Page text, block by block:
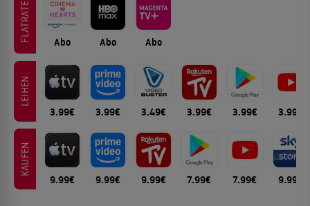
FLATRATE Abo Abo Abo
LEIHEN
3.99€ 3.99€ 3.49€ 3.99€ 3.99€ 3.99€
KAUFEN
9.99€ 9.99€ 9.99€ 7.99€ 7.99€ 9.99€